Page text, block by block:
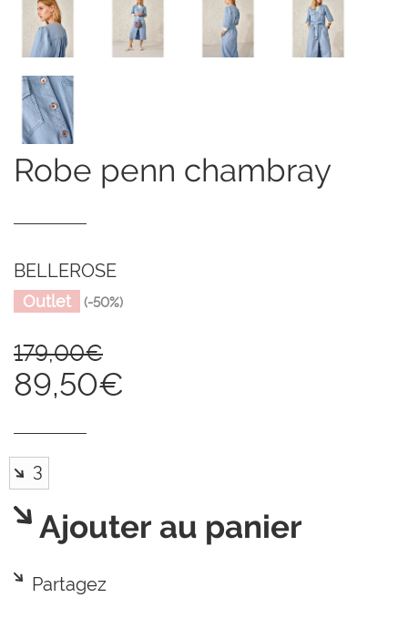
robe penn chambray
BELLEROSE
Outlet (-50%)
179,00€
89,50€
Ajouter au panier
Partagez